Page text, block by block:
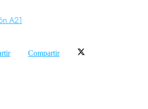
A21
Compartir